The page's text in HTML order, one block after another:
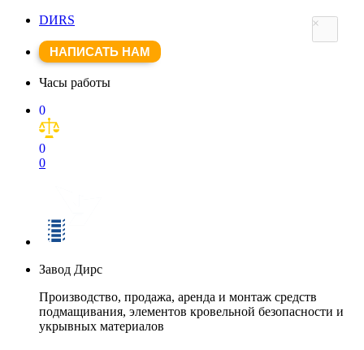
DИRS
НАПИСАТЬ НАМ
Часы работы
0
0
0
Завод Дирс
Производство, продажа, аренда и монтаж средств
подмащивания, элементов кровельной безопасности и
укрывных материалов
×